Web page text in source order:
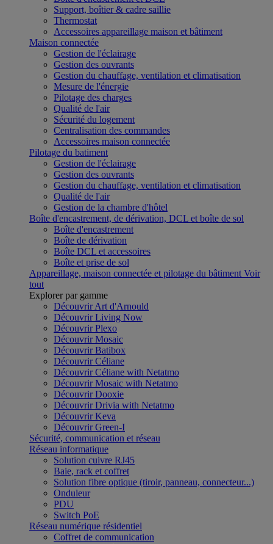
Support, boîtier & cadre saillie
Thermostat
Accessoires appareillage maison et bâtiment
Maison connectée
Gestion de l'éclairage
Gestion des ouvrants
Gestion du chauffage, ventilation et climatisation
Mesure de l'énergie
Pilotage des charges
Qualité de l'air
Sécurité du logement
Centralisation des commandes
Accessoires maison connectée
Pilotage du batiment
Gestion de l'éclairage
Gestion des ouvrants
Gestion du chauffage, ventilation et climatisation
Qualité de l'air
Gestion de la chambre d'hôtel
Boîte d'encastrement, de dérivation, DCL et boîte de sol
Boîte d'encastrement
Boîte de dérivation
Boîte DCL et accessoires
Boîte et prise de sol
Appareillage, maison connectée et pilotage du bâtiment Voir
tout
Explorer par gamme
Découvrir Art d'Arnould
Découvrir Living Now
Découvrir Plexo
Découvrir Mosaic
Découvrir Batibox
Découvrir Céliane
Découvrir Céliane with Netatmo
Découvrir Mosaic with Netatmo
Découvrir Dooxie
Découvrir Drivia with Netatmo
Découvrir Keva
Découvrir Green-I
Sécurité, communication et réseau
Réseau informatique
Solution cuivre RJ45
Baie, rack et coffret
Solution fibre optique (tiroir, panneau, connecteur...)
Onduleur
PDU
Switch PoE
Réseau numérique résidentiel
Coffret de communication